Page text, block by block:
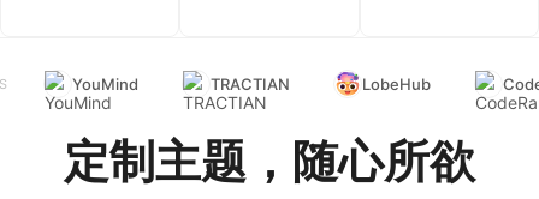
YouMind TRACTIAN LobeHub
定制主题，随心所欲